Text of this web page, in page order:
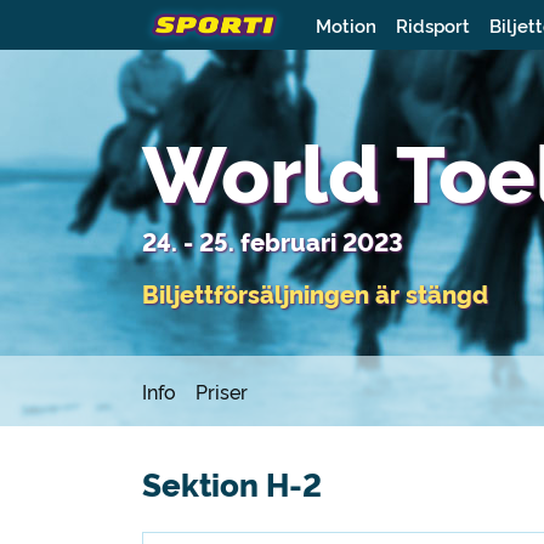
Motion Ridsport
World
24. - 25. februari 2023
Biljettförsäljningen är stängd
Info Priser
Sektion H-2